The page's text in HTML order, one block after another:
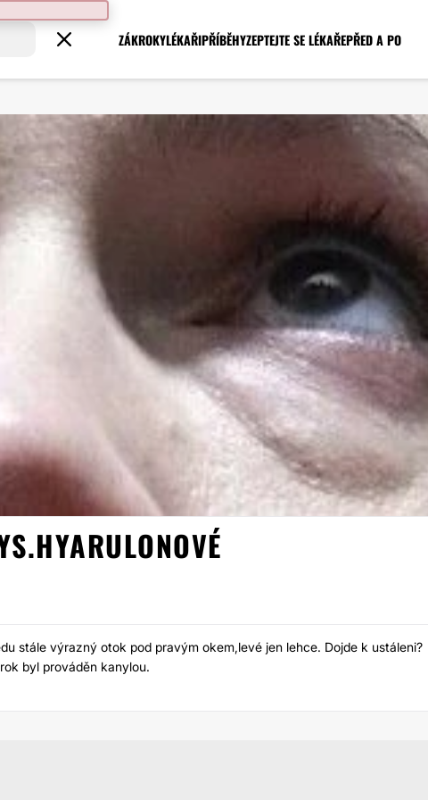
ZÁKROKYLÉKAŘIPŘÍBĚHYZEPTEJTE SE LÉKAŘEPŘED A PO
stále výrazný otok pod pravým okem,levé jen lehce. Dojde k ustáleni?
byl prováděn kanylou.